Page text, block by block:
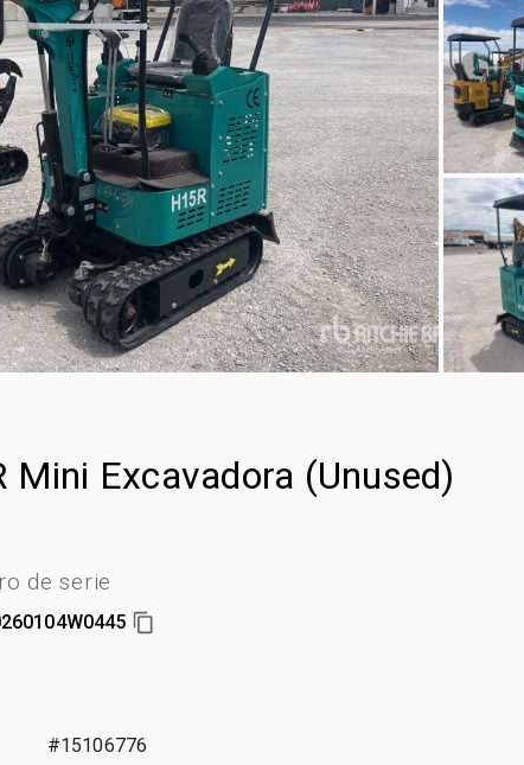
Mini Excavadora (Unused)
de serie
#15106776